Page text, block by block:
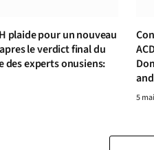
plaide pour un nouveau
le verdict final du
des experts onusiens:
5